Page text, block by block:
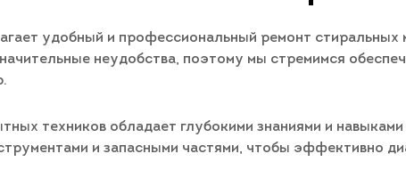
удобный и профессиональный ремонт
неудобства, поэтому мы стремимся
техников обладает глубокими знаниями и
и запасными частями, чтобы эффективно